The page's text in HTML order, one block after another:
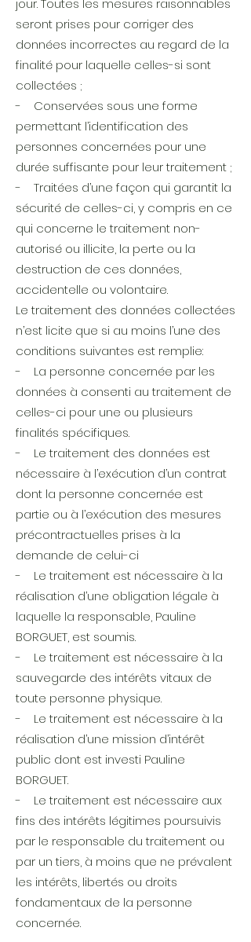
jour. Toutes les mesures raisonnables
seront prises pour corriger des
données incorrectes au regard de la
finalité pour laquelle celles-si sont
collectées ;
- Conservées sous une forme
permettant l’identification des
personnes concernées pour une
durée suffisante pour leur traitement ;
- Traitées d’une façon qui garantit la
sécurité de celles-ci, y compris en ce
qui concerne le traitement non-
autorisé ou illicite, la perte ou la
destruction de ces données,
accidentelle ou volontaire.
Le traitement des données collectées
n’est licite que si au moins l’une des
conditions suivantes est remplie:
- La personne concernée par les
données à consenti au traitement de
celles-ci pour une ou plusieurs
finalités spécifiques.
- Le traitement des données est
nécessaire à l’exécution d’un contrat
dont la personne concernée est
partie ou à l’exécution des mesures
précontractuelles prises à la
demande de celui-ci
- Le traitement est nécessaire à la
réalisation d’une obligation légale à
laquelle la responsable, Pauline
BORGUET, est soumis.
- Le traitement est nécessaire à la
sauvegarde des intérêts vitaux de
toute personne physique.
- Le traitement est nécessaire à la
réalisation d’une mission d’intérêt
public dont est investi Pauline
BORGUET.
- Le traitement est nécessaire aux
fins des intérêts légitimes poursuivis
par le responsable du traitement ou
par un tiers, à moins que ne prévalent
les intérêts, libertés ou droits
fondamentaux de la personne
concernée.